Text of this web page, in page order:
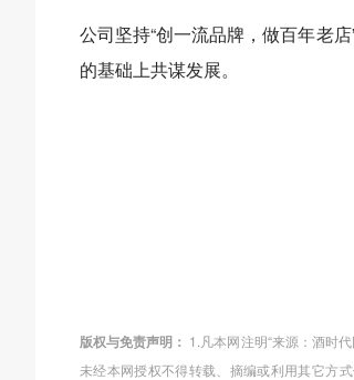
公司坚持“创一流品牌，做百年老
的基础上共谋发展。
版权与免责声明： 1.凡本网注明“来源：酒时
未经本网授权不得转载、摘编或利用其它方